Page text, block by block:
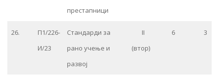
престапници
26.
П1/226-
И/23
Стандарди за
рано учење и
развој
II
(втор)
6 3